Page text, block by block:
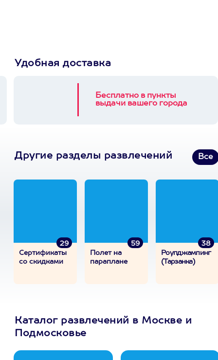
Удобная доставка
Бесплатно в пункты
выдачи вашего города
Другие разделы развлечений Все
29
Сертификаты
со скидками
59
Полет на
параплане
38
Роупджампинг
(Тарзанка)
Каталог развлечений в Москве и
Подмосковье